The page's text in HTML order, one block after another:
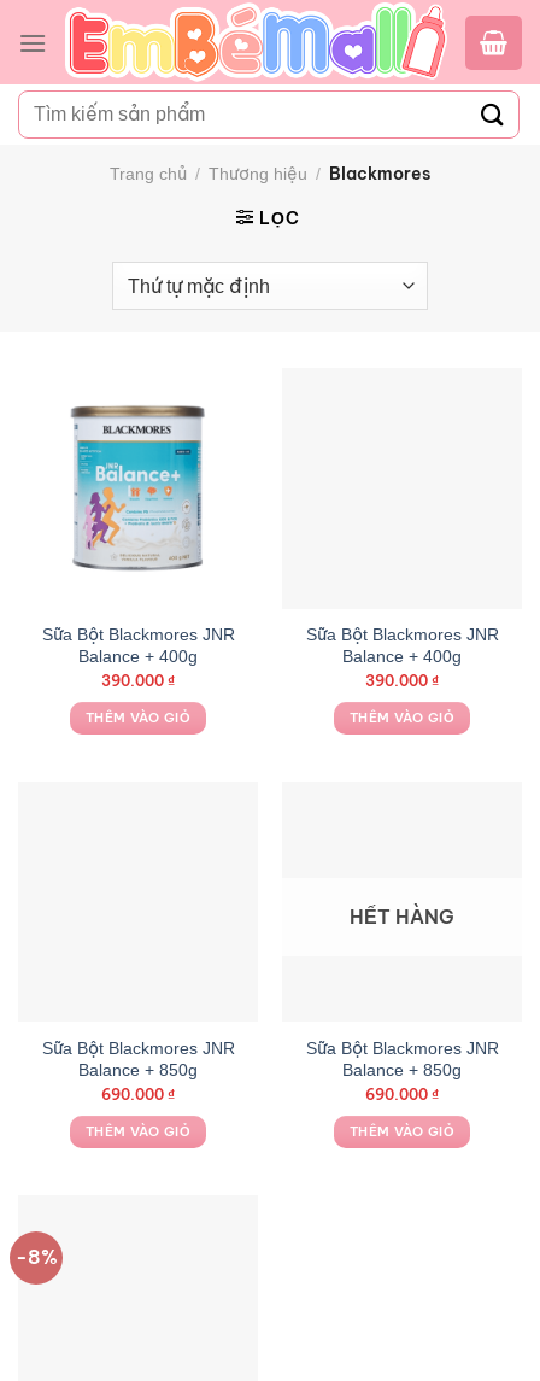
qua
dung
Tìm
kiếm:
Trang chủ / Thương hiệu / Blackmores
LỌC
Sữa Bột Blackmores JNR
Balance + 400g
390.000 ₫
THÊM VÀO GIỎ
Sữa Bột Blackmores JNR
Balance + 400g
390.000 ₫
THÊM VÀO GIỎ
Sữa Bột Blackmores JNR
Balance + 850g
690.000 ₫
THÊM VÀO GIỎ
HẾT HÀNG
Sữa Bột Blackmores JNR
Balance + 850g
690.000 ₫
THÊM VÀO GIỎ
-8%